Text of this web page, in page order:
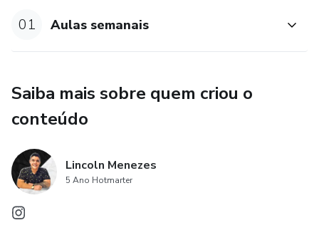
01 Aulas semanais
Saiba mais sobre quem criou o
conteúdo
Lincoln Menezes
5 Ano Hotmarter